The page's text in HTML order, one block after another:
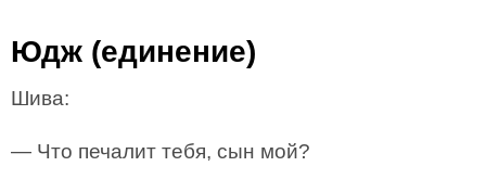
Юдж (единение)
Шива:
— Что печалит тебя, сын мой?